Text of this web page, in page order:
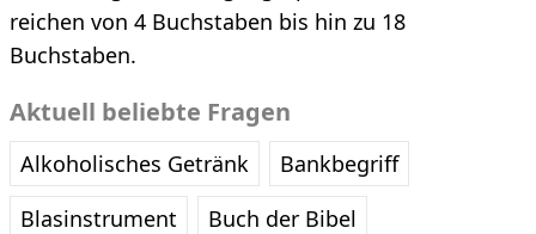
reichen von 4 Buchstaben bis hin zu 18
Buchstaben.
Aktuell beliebte Fragen
Alkoholisches Getränk
Bankbegriff
Blasinstrument
Buch der Bibel